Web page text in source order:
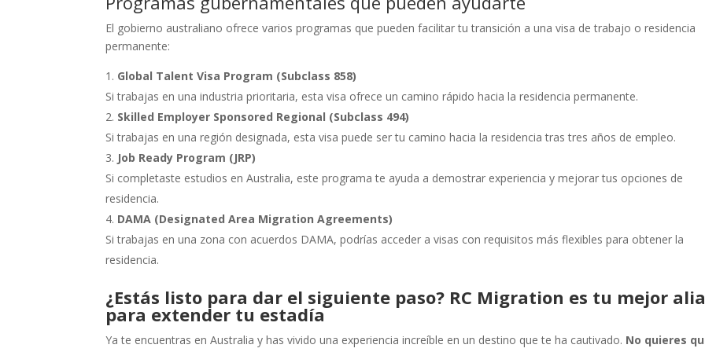
El gobierno australiano ofrece varios programas que pueden facilitar tu transición a una visa de trabajo o residencia
permanente:
Global Talent Visa Program (Subclass 858)
Si trabajas en una industria prioritaria, esta visa ofrece un camino rápido hacia la residencia permanente.
Skilled Employer Sponsored Regional (Subclass 494)
Si trabajas en una región designada, esta visa puede ser tu camino hacia la residencia tras tres años de empleo.
Job Ready Program (JRP)
Si completaste estudios en Australia, este programa te ayuda a demostrar experiencia y mejorar tus opciones de
residencia.
DAMA (Designated Area Migration Agreements)
Si trabajas en una zona con acuerdos DAMA, podrías acceder a visas con requisitos más flexibles para obtener la
residencia.
¿Estás listo para dar el siguiente paso? RC Migration es tu mejor
para extender tu estadía
Ya te encuentras en Australia y has vivido una experiencia increíble en un destino que te ha cautivado. No quieres